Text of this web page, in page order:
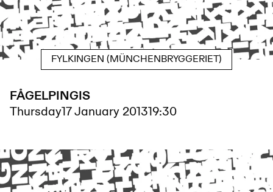
FYLKINGEN (MÜNCHENBRYGGERIET)
FÅGELPINGIS
Thursday17 January 201319:30